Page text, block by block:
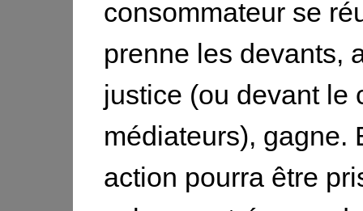
consommateur se
prenne les devants,
justice (ou devant le
médiateurs), gagne.
action pourra être